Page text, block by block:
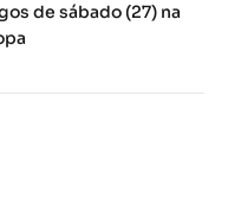
de sábado (27) na